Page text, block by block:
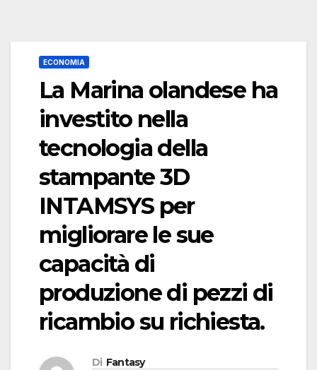
ECONOMIA
La Marina olandese ha
investito nella
tecnologia della
stampante 3D
INTAMSYS per
migliorare le sue
capacità di
produzione di pezzi di
ricambio su richiesta.
Di Fantasy